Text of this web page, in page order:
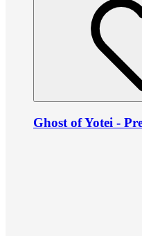
Ghost of Yotei -